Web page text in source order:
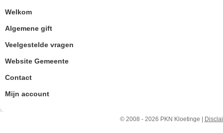
Welkom
Algemene gift
Veelgestelde vragen
Website Gemeente
Contact
Mijn account
© 2008 - 2026 PKN Kloetinge |